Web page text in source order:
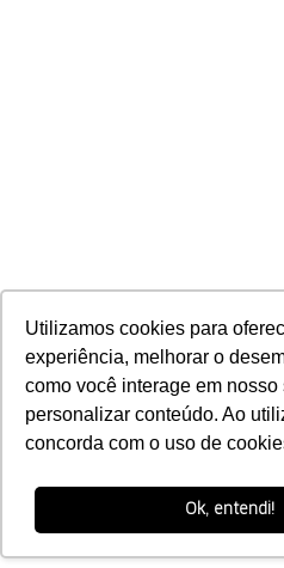
Utilizamos cookies para
experiência, melhorar o
como você interage em nosso
personalizar conteúdo. Ao
concorda com o uso de
Ok, entendi!
Aviso:
Nós da Franco Bachot
Google e Facebook para
de nossos clientes para